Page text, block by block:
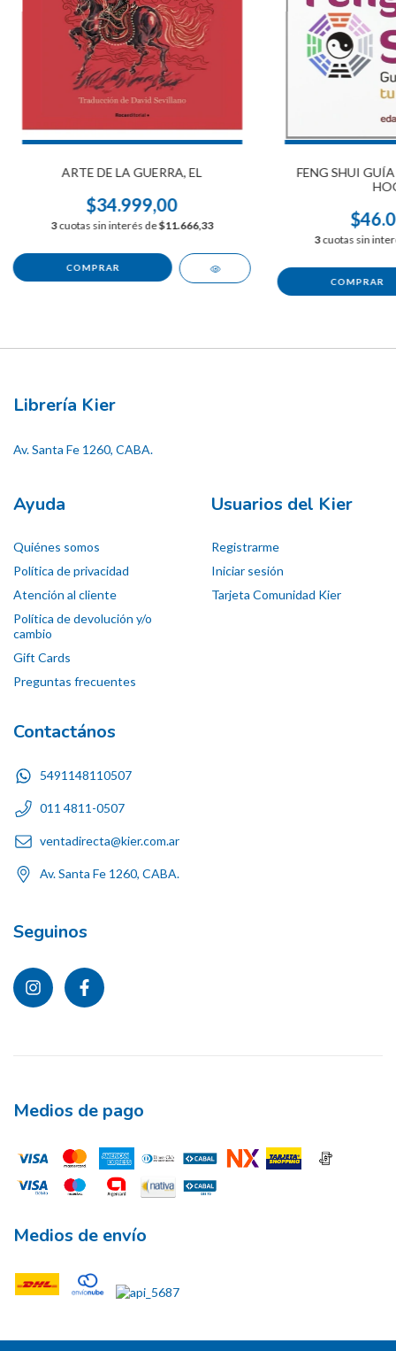
ARTE DE LA GUERRA, EL
$34.999,00
3cuotas sin interés de$11.666,33
FENG SHUI
3cuotas sin
Librería Kier
Av. Santa Fe 1260, CABA.
Ayuda
Quiénes somos
Política de privacidad
Atención al cliente
Política de devolución y/o
cambio
Gift Cards
Preguntas frecuentes
Usuarios del Kier
Registrarme
Iniciar sesión
Tarjeta Comunidad Kier
Contactános
5491148110507
011 4811-0507
ventadirecta@kier.com.ar
Av. Santa Fe 1260, CABA.
Seguinos
Medios de pago
Medios de envío